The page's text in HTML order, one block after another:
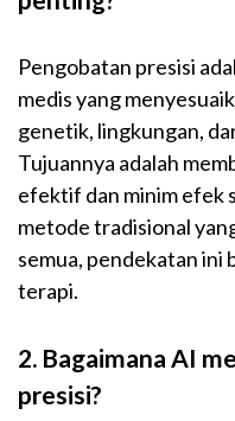
Pengobatan presisi
medis yang
genetik, lingkungan,
Tujuannya adalah
efektif dan minim efek
metode tradisional
semua, pendekatan ini
terapi.
2. Bagaimana AI
presisi?